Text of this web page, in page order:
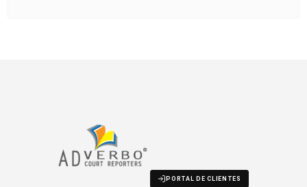
PORTAL DE CLIENTES